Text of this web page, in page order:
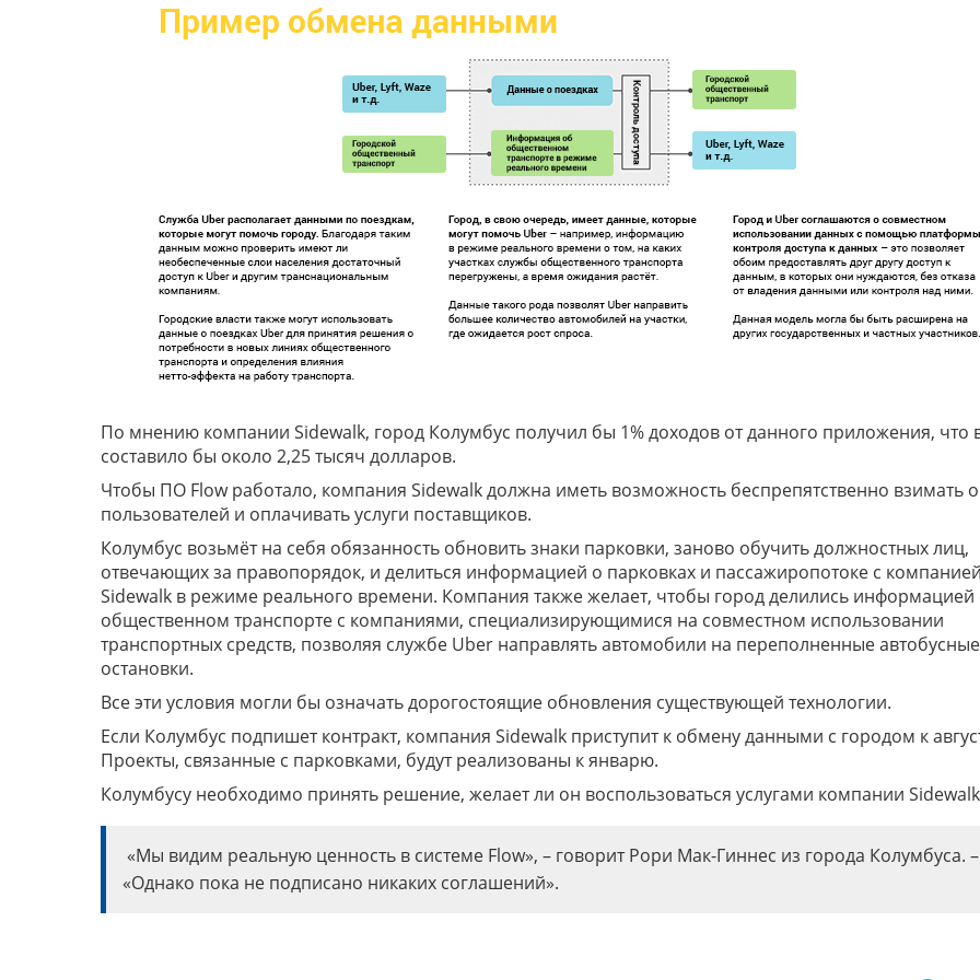
По мнению компании Sidewalk, город Колумбус получил бы 1% доходов от данного приложения, что
составило бы около 2,25 тысяч долларов.
Чтобы ПО Flow работало, компания Sidewalk должна иметь возможность беспрепятственно взимать
пользователей и оплачивать услуги поставщиков.
Колумбус возьмёт на себя обязанность обновить знаки парковки, заново обучить должностных лиц,
отвечающих за правопорядок, и делиться информацией о парковках и пассажиропотоке с
Sidewalk в режиме реального времени. Компания также желает, чтобы город делились информацией
общественном транспорте с компаниями, специализирующимися на совместном использовании
транспортных средств, позволяя службе Uber направлять автомобили на переполненные автобусные
остановки.
Все эти условия могли бы означать дорогостоящие обновления существующей технологии.
Если Колумбус подпишет контракт, компания Sidewalk приступит к обмену данными с городом к
Проекты, связанные с парковками, будут реализованы к январю.
Колумбусу необходимо принять решение, желает ли он воспользоваться услугами компании
«Мы видим реальную ценность в системе Flow», – говорит Рори Мак-Гиннес из города Колумбуса. –
«Однако пока не подписано никаких соглашений».